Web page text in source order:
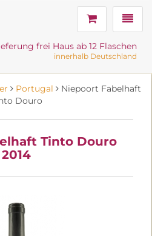
frei Haus ab 12 Flaschen
innerhalb Deutschland
Portugal
Niepoort Fabelhaft
Douro
Tinto Douro
2014